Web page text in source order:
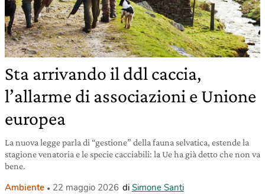
Sta arrivando il ddl caccia,
l’allarme di associazioni e Unione
europea
La nuova legge parla di “gestione” della fauna selvatica, estende la
stagione venatoria e le specie cacciabili: la Ue ha già detto che non va
bene.
Ambiente 22 maggio 2026 di Simone Santi